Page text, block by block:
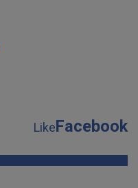
LikeFacebook